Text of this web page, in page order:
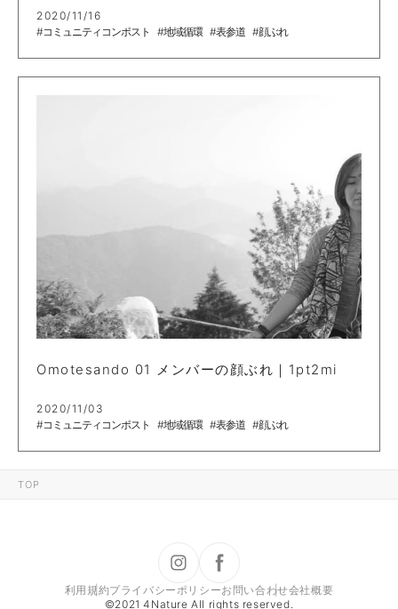
TOP
2020/11/16
#コミュニティコンポスト
#地域循環 #表参道 #顔ぶれ
Omotesando 01 メンバーの顔ぶれ｜1pt2mi
2020/11/03
#コミュニティコンポスト
#地域循環 #表参道 #顔ぶれ
利用規約プライバシーポリシーお問い合わせ会社概要
©2021 4Nature All rights reserved.